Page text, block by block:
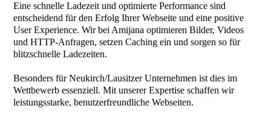
Eine schnelle Ladezeit und optimierte Performance sind
entscheidend für den Erfolg Ihrer Webseite und eine positive
User Experience. Wir bei Amijana optimieren Bilder, Videos
und HTTP-Anfragen, setzen Caching ein und sorgen so für
blitzschnelle Ladezeiten.
Besonders für Neukirch/Lausitzer Unternehmen ist dies im
Wettbewerb essenziell. Mit unserer Expertise schaffen wir
leistungsstarke, benutzerfreundliche Webseiten.